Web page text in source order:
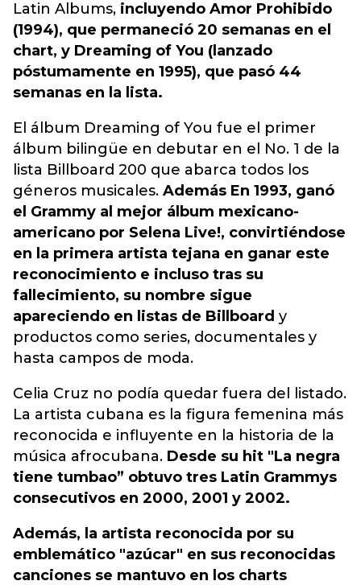
Latin Albums, incluyendo Amor Prohibido
(1994), que permaneció 20 semanas en el
chart, y Dreaming of You (lanzado
póstumamente en 1995), que pasó 44
semanas en la lista.
El álbum Dreaming of You fue el primer
álbum bilingüe en debutar en el No. 1 de la
lista Billboard 200 que abarca todos los
géneros musicales. Además En 1993, ganó
el Grammy al mejor álbum mexicano-
americano por Selena Live!, convirtiéndose
en la primera artista tejana en ganar este
reconocimiento e incluso tras su
fallecimiento, su nombre sigue
apareciendo en listas de Billboard y
productos como series, documentales y
hasta campos de moda.
Celia Cruz no podía quedar fuera del listado.
La artista cubana es la figura femenina más
reconocida e influyente en la historia de la
música afrocubana. Desde su hit "La negra
tiene tumbao” obtuvo tres Latin Grammys
consecutivos en 2000, 2001 y 2002.
Además, la artista reconocida por su
emblemático "azúcar" en sus reconocidas
canciones se mantuvo en los charts